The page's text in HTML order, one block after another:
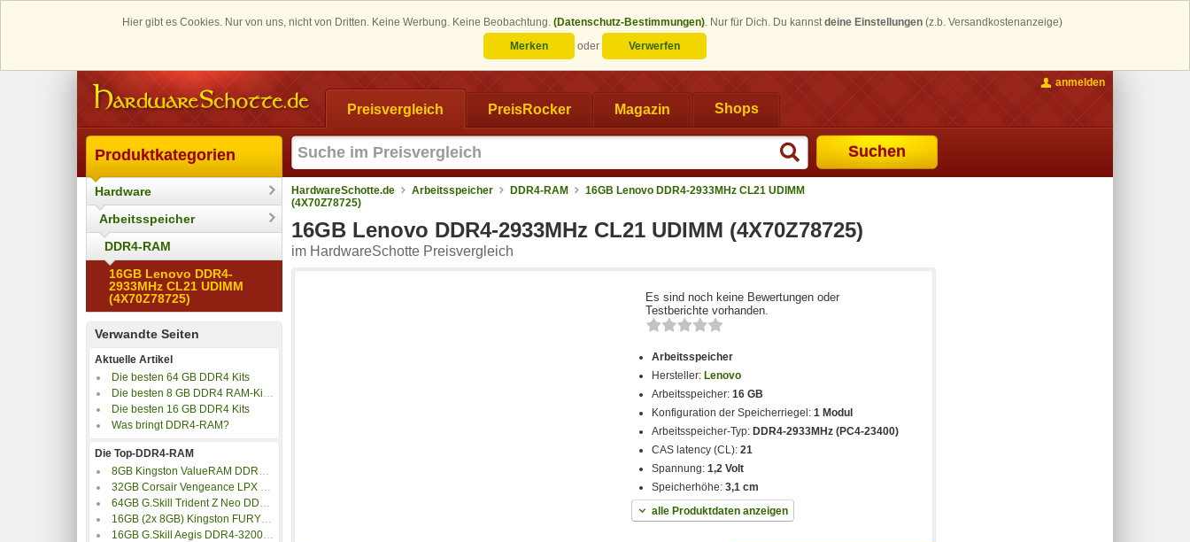
Hier gibt es Cookies. Nur von uns, nicht von Dritten. Keine Werbung. Keine Beobachtung. (Datenschutz-Bestimmungen). Nur für Dich. Du kannstdeine Einstellungen (z.b. Versandkostenanzeige)
Merken
oder Verwerfen
Preisvergleich PreisRocker Magazin Shops
Suchen
anmelden
Produktkategorien
Hardware
Arbeitsspeicher
DDR4-RAM
16GB Lenovo DDR4-
2933MHz CL21 UDIMM
(4X70Z78725)
Verwandte Seiten
Aktuelle Artikel
Die besten 64 GB DDR4 Kits
Die besten 8 GB DDR4 RAM-Kits und Einzelriegel
Die besten 16 GB DDR4 Kits
Was bringt DDR4-RAM?
Die Top-DDR4-RAM
8GB Kingston ValueRAM DDR4-3200 CL22
32GB Corsair Vengeance LPX DDR4-3200 Speicher
64GB G.Skill Trident Z Neo DDR4-3600 Speicher
16GB (2x 8GB) Kingston FURY Beast DDR4-3200 CL16
16GB G.Skill Aegis DDR4-3200MHz CL16
HardwareSchotte.de Arbeitsspeicher DDR4-RAM
16GB Lenovo DDR4-2933MHz CL21 UDIMM
(4X70Z78725)
16GB Lenovo DDR4-2933MHz CL21 UDIMM (4X70Z78725)
im HardwareSchotte Preisvergleich
Es sind noch keine Bewertungen oder
Testberichte vorhanden.
Arbeitsspeicher
Hersteller: Lenovo
Arbeitsspeicher:16 GB
Konfiguration der Speicherriegel:1 Modul
Arbeitsspeicher-Typ: DDR4-2933MHz (PC4-23400)
CAS latency (CL):21
Spannung:1,2 Volt
Speicherhöhe:3,1 cm
alle Produktdaten anzeigen